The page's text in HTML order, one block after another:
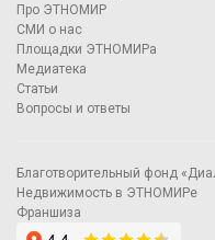
Про ЭТНОМИР
СМИ о нас
Площадки ЭТНОМИРа
Медиатека
Статьи
Вопросы и ответы
Благотворительный фонд
Недвижимость в ЭТНОМИРе
Франшиза